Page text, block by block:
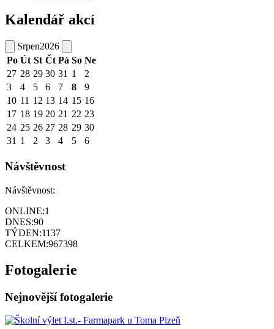
Kalendář akcí
Srpen2026
Po Út St Čt Pá So Ne
27 28 29 30 31 1
2
3
4 5 6 7 8
9
10 11 12 13 14 15 16
17 18 19 20 21 22 23
24 25 26 27 28 29 30
31 1 2 3 4 5 6
Návštěvnost
Návštěvnost:
ONLINE:1
DNES:90
TÝDEN:1137
CELKEM:967398
Fotogalerie
Nejnovější fotogalerie